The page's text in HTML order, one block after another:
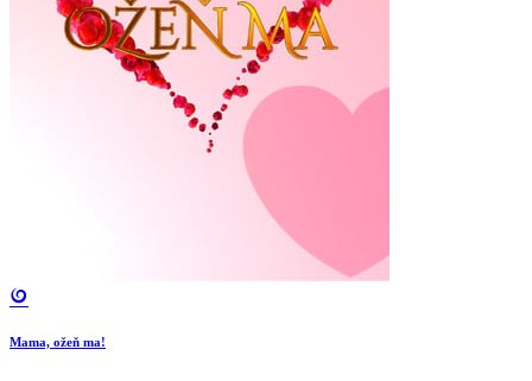
Mama, ožeň ma!